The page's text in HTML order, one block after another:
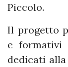
Piccolo.
Il progetto
e formativi
dedicati